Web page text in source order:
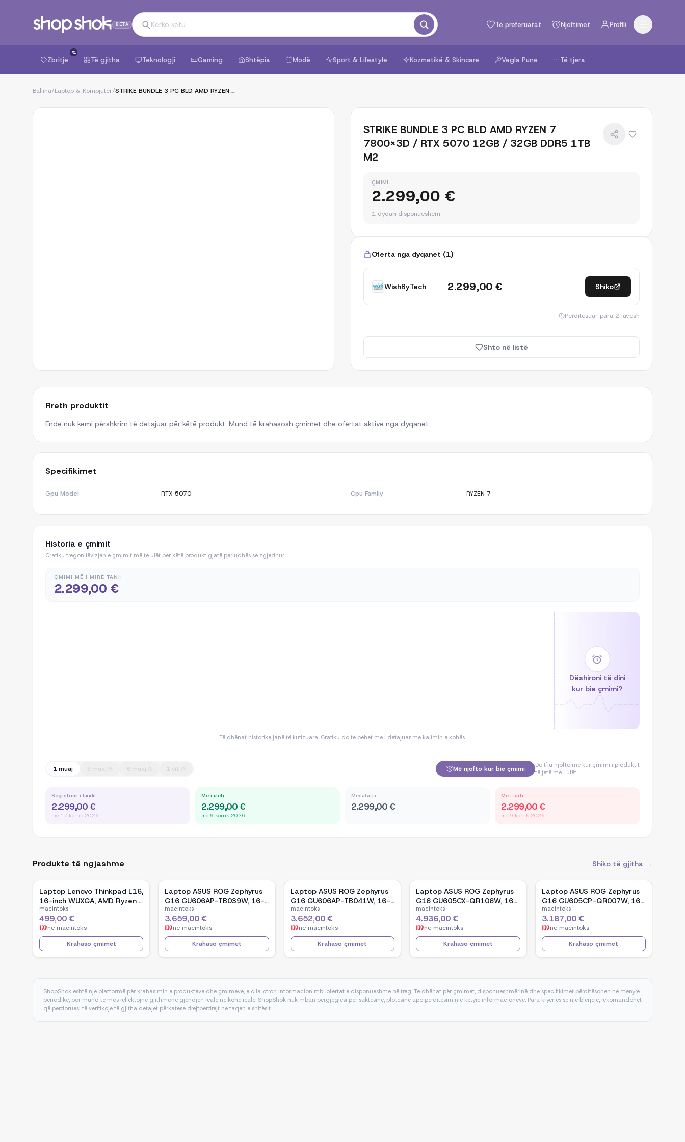
BETA Të preferuarat Njoftimet Profili
Zbritje
%
Të gjitha Teknologji Gaming Shtëpia Modë Sport & Lifestyle Kozmetikë & Skincare Vegla Pune Të tjera
Ballina/Laptop & Kompjuter/ STRIKE BUNDLE 3 PC BLD AMD RYZEN 7 7800X3D / RTX 5070 12GB / 32GB DDR5 1TB M2
STRIKE BUNDLE 3 PC BLD AMD RYZEN 7
7800X3D / RTX 5070 12GB / 32GB DDR5 1TB
M2
ÇMIMI
2.299,00 €
1 dyqan disponueshëm
Oferta nga dyqanet (1)
WishByTech 2.299,00 € Shiko
Përditësuar para 2 javësh
Shto në listë
Rreth produktit
Ende nuk kemi përshkrim të detajuar për këtë produkt. Mund të krahasosh çmimet dhe ofertat aktive nga dyqanet.
Specifikimet
Gpu Model RTX 5070 Cpu Family RYZEN 7
Historia e çmimit
Grafiku tregon lëvizjen e çmimit më të ulët për këtë produkt gjatë periudhës së zgjedhur.
ÇMIMI MË I MIRË TANI:
2.299,00 €
Dëshironi të dini
kur bie çmimi?
Të dhënat historike janë të kufizuara. Grafiku do të bëhet më i detajuar me kalimin e kohës.
1 muaj 3 muaj 6 muaj 1 vit Më njofto kur bie çmimi
Do t'ju njoftojmë kur çmimi i produktit
të jetë më i ulët.
Regjistrimi i fundit
2.299,00 €
më 17 korrik 2026
Më i ulëti
2.299,00 €
më 9 korrik 2026
Mesatarja
2.299,00 €
Më i larti
2.299,00 €
më 9 korrik 2026
Produkte të ngjashme Shiko të gjitha →
Laptop Lenovo Thinkpad L16,
16-inch WUXGA, AMD Ryzen 5
Pro-7535U, 16GB Ram DDR5,
512GB SSD - Black
macintoks
499,00 €
në macintoks
Krahaso çmimet
Laptop ASUS ROG Zephyrus
G16 GU606AP-TB039W, 16-
inch OLED, Intel Core Ultra 9
386H, NVIDIA GeForce RTX
5070, 32GB RAM, 1TB SSD,
Windows 11 - White
macintoks
3.659,00 €
në macintoks
Krahaso çmimet
Laptop ASUS ROG Zephyrus
G16 GU606AP-TB041W, 16-
inch OLED, Intel Core Ultra 9
386H, NVIDIA GeForce RTX
5070, 32GB RAM, 1TB SSD,
Windows 11 - Black
macintoks
3.652,00 €
në macintoks
Krahaso çmimet
Laptop ASUS ROG Zephyrus
G16 GU605CX-QR106W, 16-
inch WQXGA OLED, Intel Core
Ultra 9 285H, NVIDIA GeForce
RTX 5090, 32GB RAM, 2TB
SSD, Windows 11 - Black
macintoks
4.936,00 €
në macintoks
Krahaso çmimet
Laptop ASUS ROG Zephyrus
G16 GU605CP-QR007W, 16-
inch WQXGA OLED, Intel Core
Ultra 9 285H, NVIDIA GeForce
RTX 5070, 32GB RAM, 1TB
SSD, Windows 11 - Black
macintoks
3.187,00 €
në macintoks
Krahaso çmimet
ShopShok është një platformë për krahasimin e produkteve dhe çmimeve, e cila ofron informacion mbi ofertat e disponueshme në treg. Të dhënat për çmimet, disponueshmërinë dhe specifikimet përditësohen në mënyrë
periodike, por mund të mos reflektojnë gjithmonë gjendjen reale në kohë reale. ShopShok nuk mban përgjegjësi për saktësinë, plotësinë apo përditësimin e këtyre informacioneve. Para kryerjes së një blerjeje, rekomandohet
që përdoruesi të verifikojë të gjitha detajet përkatëse drejtpërdrejt në faqen e shitësit.